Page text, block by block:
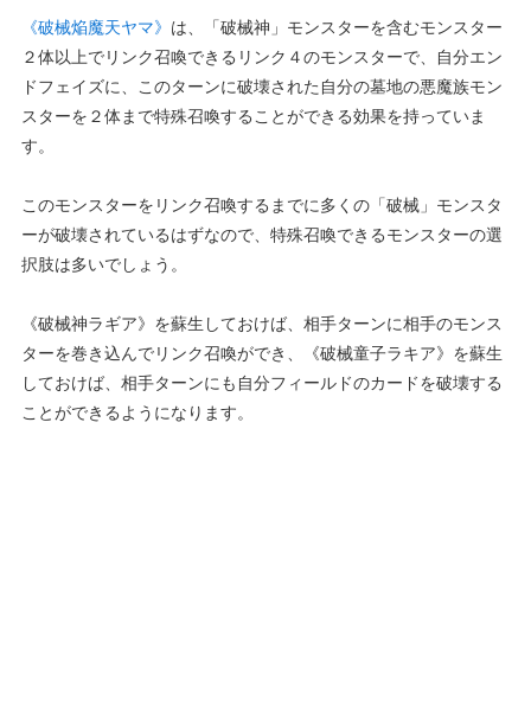
《破械焔魔天ヤマ》 は、「破械神」モンスターを含むモンスター
２体以上でリンク召喚できるリンク４のモンスターで、自分エン
ドフェイズに、このターンに破壊された自分の墓地の悪魔族モン
スターを２体まで特殊召喚することができる効果を持っていま
す。
このモンスターをリンク召喚するまでに多くの「破械」モンスタ
ーが破壊されているはずなので、特殊召喚できるモンスターの選
択肢は多いでしょう。
《破械神ラギア》を蘇生しておけば、相手ターンに相手のモンス
ターを巻き込んでリンク召喚ができ、《破械童子ラキア》を蘇生
しておけば、相手ターンにも自分フィールドのカードを破壊する
ことができるようになります。